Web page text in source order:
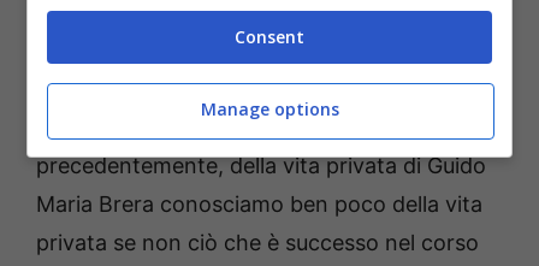
La famosa ex di Brera
Come abbiamo avuto modo di spiegare
precedentemente, della vita privata di Guido
Maria Brera conosciamo ben poco della vita
privata se non ciò che è successo nel corso
Consent
Manage options